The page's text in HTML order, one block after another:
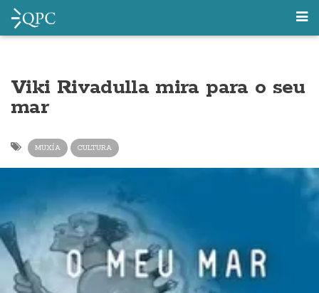
Viki Rivadulla mira para o seu
mar
MUXÍA CULTURA